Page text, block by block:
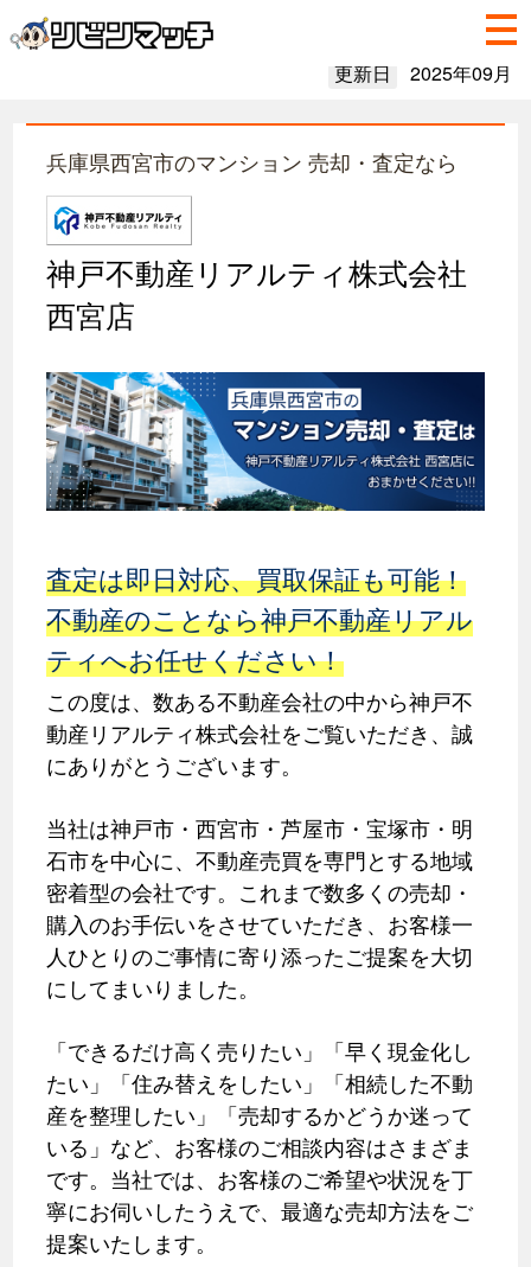
更新日 2025年09月
兵庫県西宮市のマンション 売却・査定なら
神戸不動産リアルティ株式会社
西宮店
査定は即日対応、買取保証も可能！
不動産のことなら神戸不動産リアル
ティへお任せください！
この度は、数ある不動産会社の中から神戸不
動産リアルティ株式会社をご覧いただき、誠
にありがとうございます。
当社は神戸市・西宮市・芦屋市・宝塚市・明
石市を中心に、不動産売買を専門とする地域
密着型の会社です。これまで数多くの売却・
購入のお手伝いをさせていただき、お客様一
人ひとりのご事情に寄り添ったご提案を大切
にしてまいりました。
「できるだけ高く売りたい」「早く現金化し
たい」「住み替えをしたい」「相続した不動
産を整理したい」「売却するかどうか迷って
いる」など、お客様のご相談内容はさまざま
です。当社では、お客様のご希望や状況を丁
寧にお伺いしたうえで、最適な売却方法をご
提案いたします。